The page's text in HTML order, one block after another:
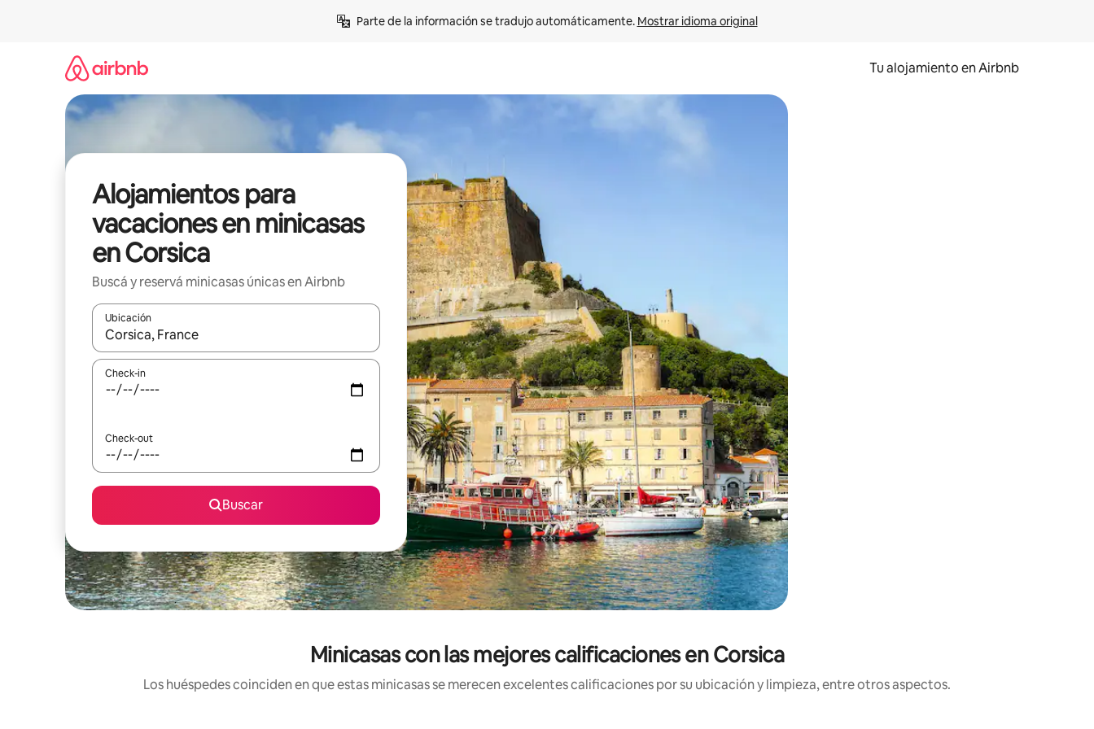
Parte de la información se tradujo automáticamente. Mostrar idioma original
Tu alojamiento en Airbnb
Alojamientos para
vacaciones en minicasas
en Corsica
Buscá y reservá minicasas únicas en Airbnb
Ubicación
Cuando los resultados estén disponibles, navegá con las teclas de flecha hacia arriba y hacia abajo o explorá deslizando el dedo.
Check-in
Check-out
Buscar
Minicasas con las mejores calificaciones en Corsica
Los huéspedes coinciden en que estas minicasas se merecen excelentes calificaciones por su ubicación y limpieza, entre otros aspectos.